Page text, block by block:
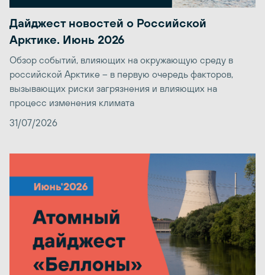
Дайджест новостей о Российской
Арктике. Июнь 2026
Обзор событий, влияющих на окружающую среду в
российской Арктике – в первую очередь факторов,
вызывающих риски загрязнения и влияющих на
процесс изменения климата
31/07/2026